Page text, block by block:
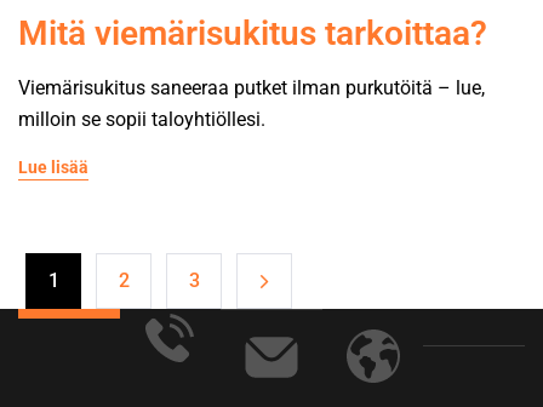
Mitä viemärisukitus tarkoittaa?
Viemärisukitus saneeraa putket ilman purkutöitä – lue,
milloin se sopii taloyhtiöllesi.
Lue lisää
1 2 3